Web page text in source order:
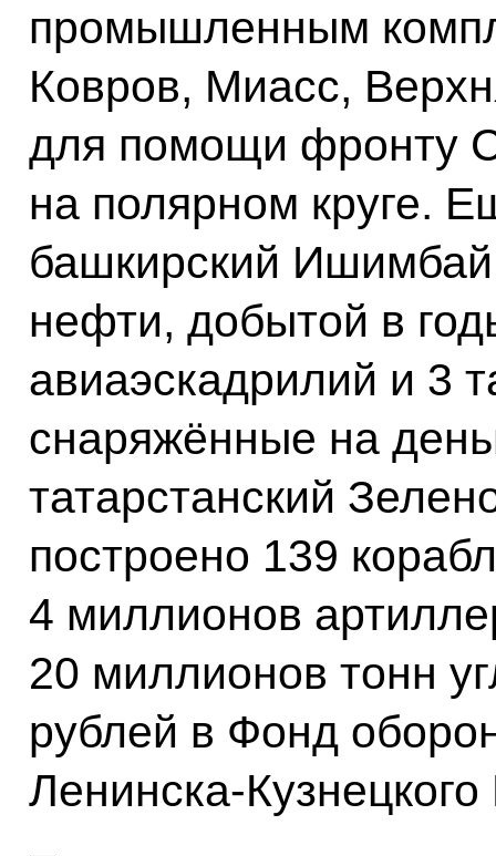
промышленным
Ковров, Миасс,
для помощи фронту
на полярном круге.
башкирский
нефти, добытой в
авиаэскадрилий и 3
снаряжённые на
татарстанский
построено 139
4 миллионов
20 миллионов тонн
рублей в Фонд
Ленинска-